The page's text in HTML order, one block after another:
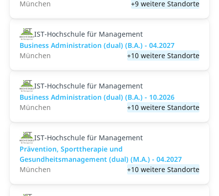
München
+9 weitere Standorte
IST-Hochschule für Management
Business Administration (dual) (B.A.) - 04.2027
München
+10 weitere Standorte
IST-Hochschule für Management
Business Administration (dual) (B.A.) - 10.2026
München
+10 weitere Standorte
IST-Hochschule für Management
Prävention, Sporttherapie und
Gesundheitsmanagement (dual) (M.A.) - 04.2027
München
+10 weitere Standorte